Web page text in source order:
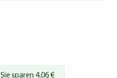
Sie sparen 4,06 €